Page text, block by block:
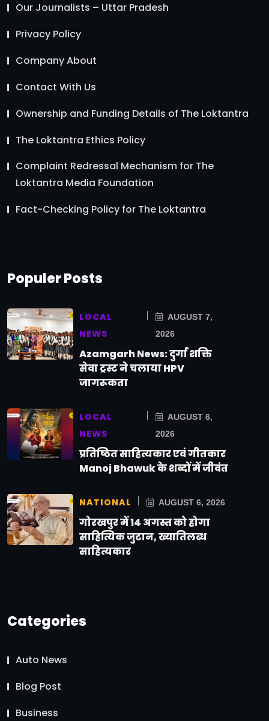
Our Journalists – Uttar Pradesh
Privacy Policy
Company About
Contact With Us
Ownership and Funding Details of The Loktantra
The Loktantra Ethics Policy
Complaint Redressal Mechanism for The
Loktantra Media Foundation
Fact-Checking Policy for The Loktantra
Populer Posts
LOCAL
NEWS
AUGUST 7,
2026
Azamgarh News: दुर्गा शक्ति
सेवा ट्रस्ट ने चलाया HPV
जागरूकता
LOCAL
NEWS
AUGUST 6,
2026
प्रतिष्ठित साहित्यकार एवं गीतकार
Manoj Bhawuk के शब्दों में जीवंत
NATIONAL AUGUST 6, 2026
गोरखपुर में 14 अगस्त को होगा
साहित्यिक जुटान, ख्यातिलब्ध
साहित्यकार
Categories
Auto News
Blog Post
Business